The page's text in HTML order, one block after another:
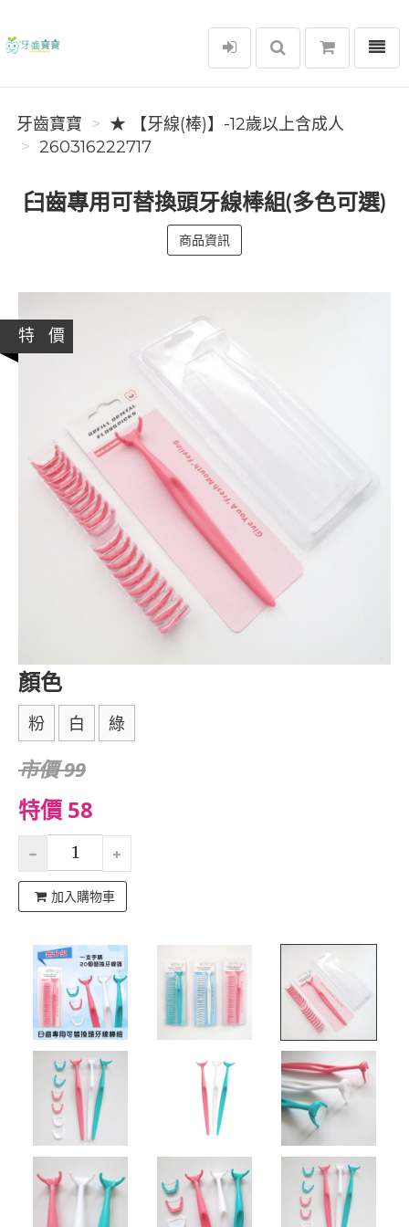
牙齒寶寶
選單
牙齒寶寶
★ 【牙線(棒)】-12歲以上含成人
260316222717
臼齒專用可替換頭牙線棒組(多色可選)
商品資訊
特 價
顏色
粉 白 綠
市價 99
特價 58
加入購物車